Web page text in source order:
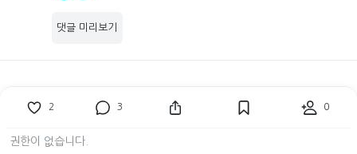
2 3 0
권한이 없습니다.
댓글 미리보기